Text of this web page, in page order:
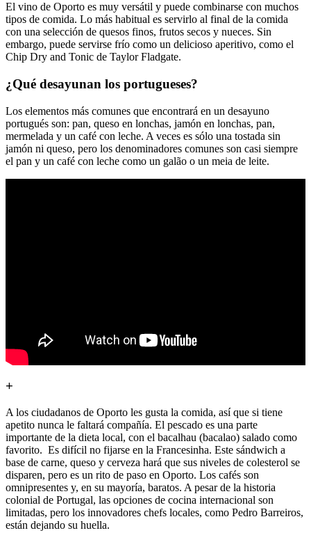
El vino de Oporto es muy versátil y puede combinarse con muchos
tipos de comida. Lo más habitual es servirlo al final de la comida
con una selección de quesos finos, frutos secos y nueces. Sin
embargo, puede servirse frío como un delicioso aperitivo, como el
Chip Dry and Tonic de Taylor Fladgate.
¿Qué desayunan los portugueses?
Los elementos más comunes que encontrará en un desayuno
portugués son: pan, queso en lonchas, jamón en lonchas, pan,
mermelada y un café con leche. A veces es sólo una tostada sin
jamón ni queso, pero los denominadores comunes son casi siempre
el pan y un café con leche como un galão o un meia de leite.
+
A los ciudadanos de Oporto les gusta la comida, así que si tiene
apetito nunca le faltará compañía. El pescado es una parte
importante de la dieta local, con el bacalhau (bacalao) salado como
favorito. Es difícil no fijarse en la Francesinha. Este sándwich a
base de carne, queso y cerveza hará que sus niveles de colesterol se
disparen, pero es un rito de paso en Oporto. Los cafés son
omnipresentes y, en su mayoría, baratos. A pesar de la historia
colonial de Portugal, las opciones de cocina internacional son
limitadas, pero los innovadores chefs locales, como Pedro Barreiros,
están dejando su huella.